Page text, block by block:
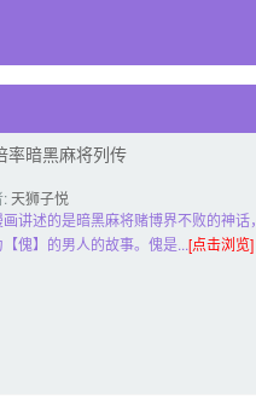
率暗黑麻将列传
:天狮子悦
讲述的是暗黑麻将赌博界不败的神话，
傀】的男人的故事。傀是...[点击浏览]